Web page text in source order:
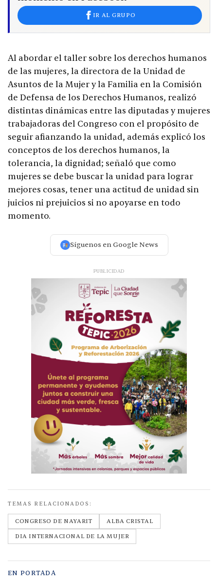
IR AL GRUPO
Al abordar el taller sobre los derechos humanos
de las mujeres, la directora de la Unidad de
Asuntos de la Mujer y la Familia en la Comisión
de Defensa de los Derechos Humanos, realizó
distintas dinámicas entre las diputadas y mujeres
trabajadoras del Congreso con el propósito de
seguir afianzando la unidad, además explicó los
conceptos de los derechos humanos, la
tolerancia, la dignidad; señaló que como
mujeres se debe buscar la unidad para lograr
mejores cosas, tener una actitud de unidad sin
juicios ni prejuicios si no apoyarse en todo
momento.
Síguenos en Google News
PUBLICIDAD
TEMAS RELACIONADOS:
CONGRESO DE NAYARIT
ALBA CRISTAL
DIA INTERNACIONAL DE LA MUJER
EN PORTADA